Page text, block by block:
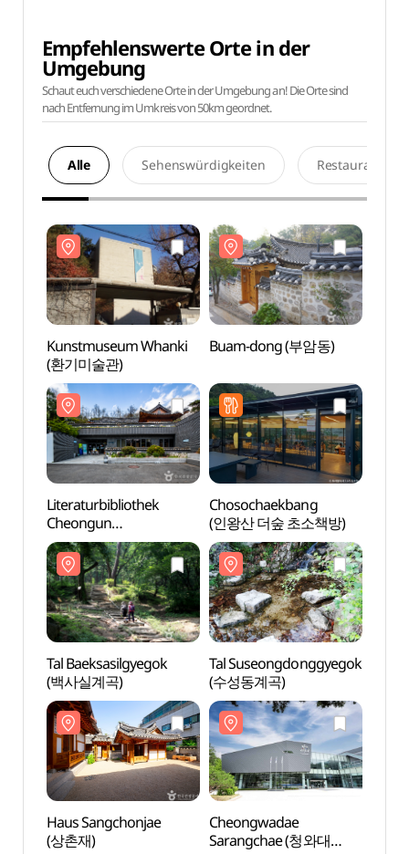
Empfehlenswerte Orte in der
Umgebung
Schaut euch verschiedene Orte in der Umgebung an! Die Orte sind
nach Entfernung im Umkreis von 50km geordnet.
Alle Sehenswürdigkeiten Restaurants
Kunstmuseum Whanki
(환기미술관)
Buam-dong (부암동)
Literaturbibliothek
Cheongun
(청운문학도서관)
Chosochaekbang
(인왕산 더숲 초소책방)
Tal Baeksasilgyegok
(백사실계곡)
Tal Suseongdonggyegok
(수성동계곡)
Haus Sangchonjae
(상촌재)
Cheongwadae
Sarangchae (청와대